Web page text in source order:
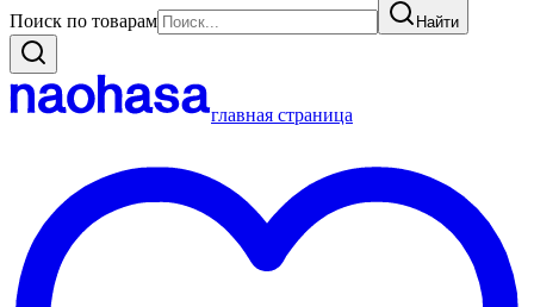
Поиск по товарам Найти
главная страница